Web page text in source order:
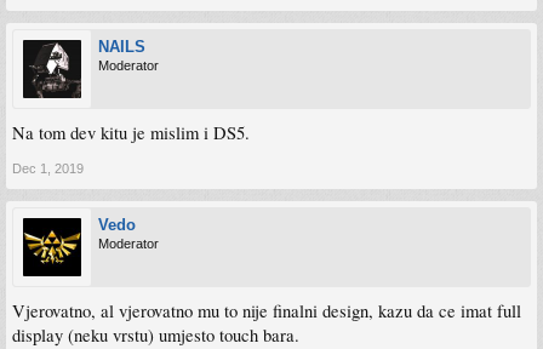
NAILS
Moderator
Na tom dev kitu je mislim i DS5.
Dec 1, 2019
Vedo
Moderator
Vjerovatno, al vjerovatno mu to nije finalni design, kazu da ce imat full
display (neku vrstu) umjesto touch bara.